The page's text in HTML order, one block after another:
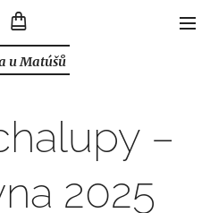
u Matúšů
–
2025